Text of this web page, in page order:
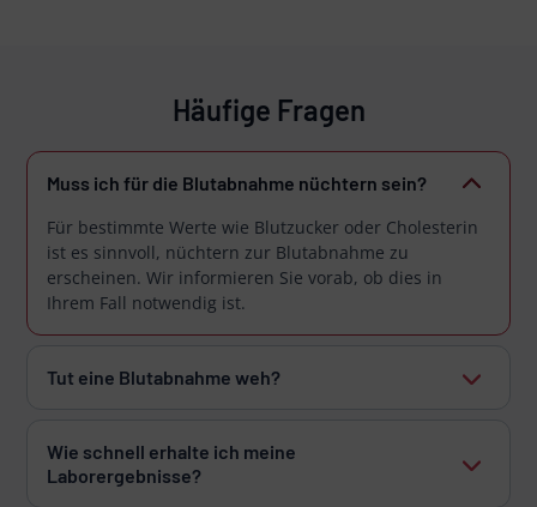
Häufige Fragen
Muss ich für die Blutabnahme nüchtern sein?
Für bestimmte Werte wie Blutzucker oder Cholesterin
ist es sinnvoll, nüchtern zur Blutabnahme zu
erscheinen. Wir informieren Sie vorab, ob dies in
Ihrem Fall notwendig ist.
Tut eine Blutabnahme weh?
Wie schnell erhalte ich meine
Laborergebnisse?